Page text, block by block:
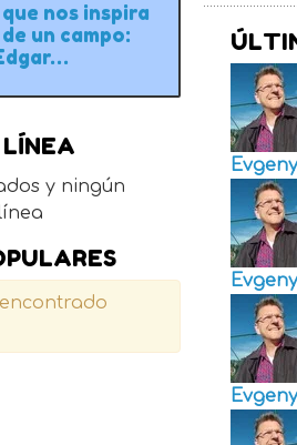
nos inspira
un campo:
LÍNEA
y ningún